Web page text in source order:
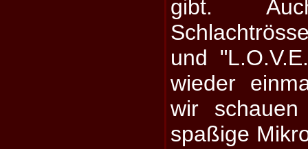
gibt.
und
wieder
wir
spaßige